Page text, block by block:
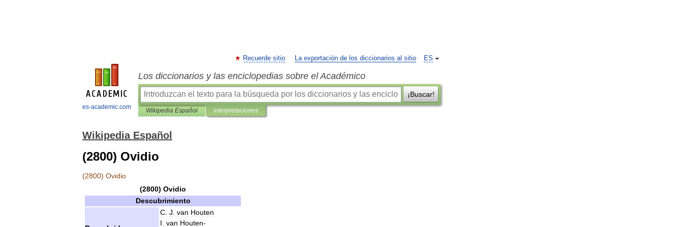
es-academic.com
ES
Recuerde sitio La exportación de los diccionarios al sitio
Los diccionarios y las enciclopedias sobre el Académico
¡Buscar!
Wikipedia Español interpretaciones
Wikipedia Español
(2800) Ovidio
(2800) Ovidio
(2800) Ovidio
Descubrimiento
C J van Houten
I van Houten-